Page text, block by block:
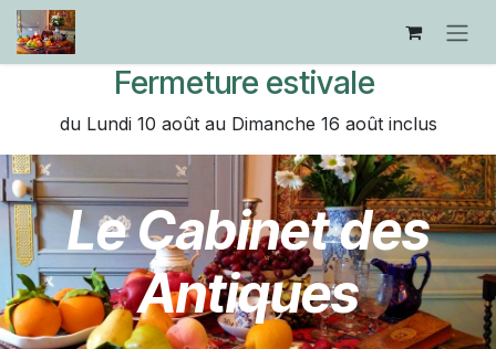
Se rendre au contenu
Fermeture estivale
du Lundi 10 août au Dimanche 16 août inclus
Le Cabinet des
Antiques